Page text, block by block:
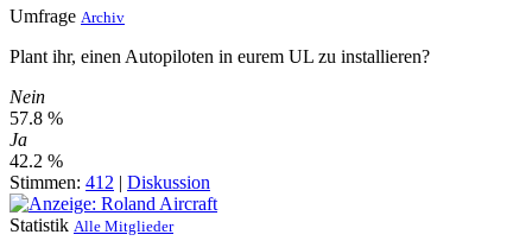
Umfrage Archiv
Plant ihr, einen Autopiloten in eurem UL zu installieren?
Nein
57.8 %
Ja
42.2 %
Stimmen: 412 | Diskussion
Statistik Alle Mitglieder